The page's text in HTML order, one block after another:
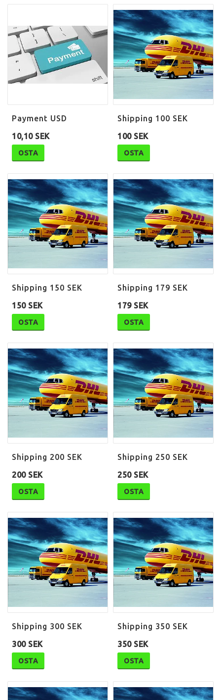
Payment USD
10,10 SEK
OSTA
Shipping 100 SEK
100 SEK
OSTA
Shipping 150 SEK
150 SEK
OSTA
Shipping 179 SEK
179 SEK
OSTA
Shipping 200 SEK
200 SEK
OSTA
Shipping 250 SEK
250 SEK
OSTA
Shipping 300 SEK
300 SEK
OSTA
Shipping 350 SEK
350 SEK
OSTA